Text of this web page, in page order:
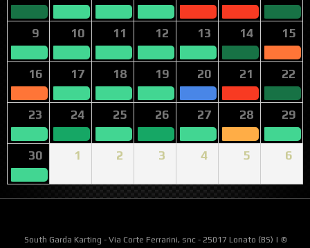
9 10 11 12 13 14 15
16 17 18 19 20 21 22
23 24 25 26 27 28 29
30 1 2 3 4 5 6
South Garda Karting - Via Corte Ferrarini, snc - 25017 Lonato (BS) | ©